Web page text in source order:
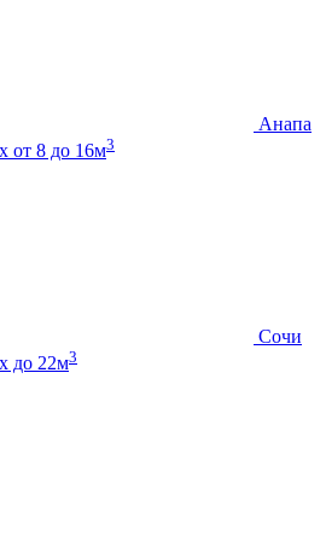
Анапа
от 8 до 16м3
Сочи
до 22м3